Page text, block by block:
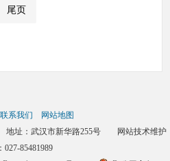
尾页
联系我们
网站地图
地址：武汉市新华路255号 网站技术维护
027-85481989